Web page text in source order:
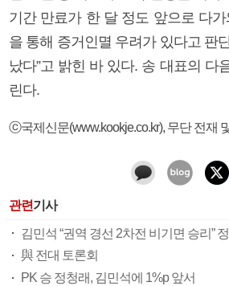
기간 만료가 한 달 정도 앞으로 다
을 통해 증거인멸 우려가 있다고 판
났다”고 밝힌 바 있다. 송 대표의 다
린다.
ⓒ국제신문(www.kookje.co.kr), 무단 전재
관련기사
與 전대 토론회
PK 승 정청래, 김민석에 1%p 앞서